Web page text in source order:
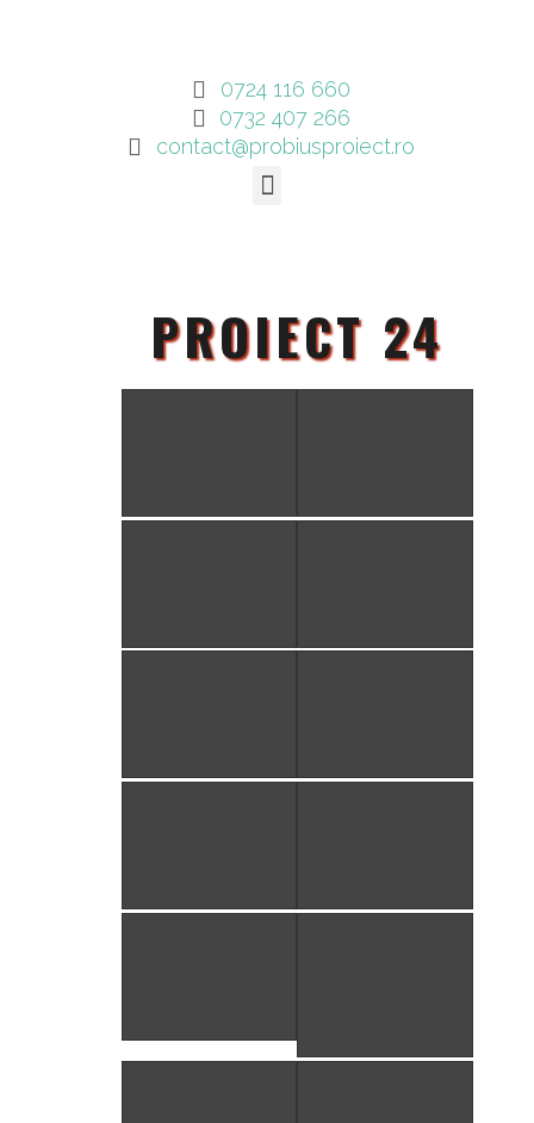
0724 116 660
0732 407 266
contact@probiusproiect.ro
PROIECT 24